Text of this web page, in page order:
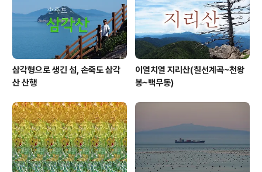
삼각형으로 생긴 섬, 손죽도 삼각
산 산행
이열치열 지리산(칠선계곡~천왕
봉~백무동)